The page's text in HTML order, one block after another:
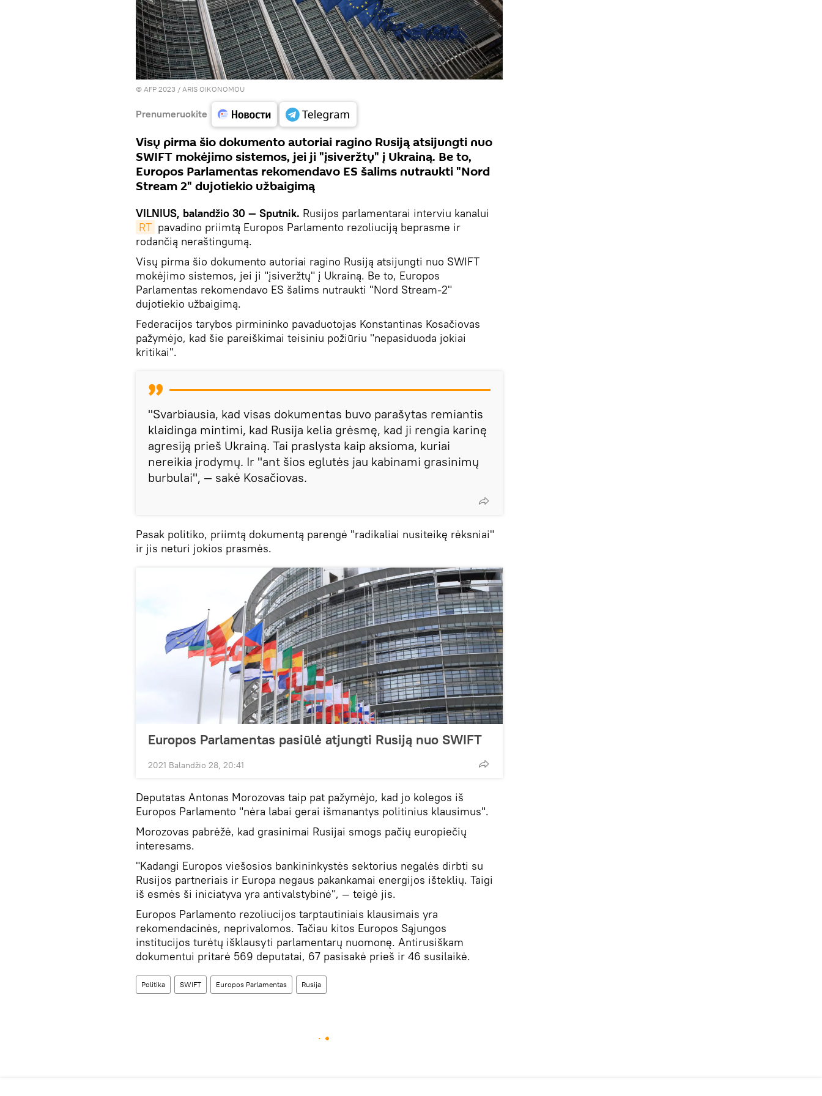
© AFP 2023 / ARIS OIKONOMOU
Prenumeruokite
Visų pirma šio dokumento autoriai ragino Rusiją atsijungti nuo
SWIFT mokėjimo sistemos, jei ji "įsiveržtų" į Ukrainą. Be to,
Europos Parlamentas rekomendavo ES šalims nutraukti "Nord
Stream 2" dujotiekio užbaigimą
VILNIUS, balandžio 30 — Sputnik. Rusijos parlamentarai interviu kanalui
RT pavadino priimtą Europos Parlamento rezoliuciją beprasme ir
rodančią neraštingumą.
Visų pirma šio dokumento autoriai ragino Rusiją atsijungti nuo SWIFT
mokėjimo sistemos, jei ji "įsiveržtų" į Ukrainą. Be to, Europos
Parlamentas rekomendavo ES šalims nutraukti "Nord Stream-2"
dujotiekio užbaigimą.
Federacijos tarybos pirmininko pavaduotojas Konstantinas Kosačiovas
pažymėjo, kad šie pareiškimai teisiniu požiūriu "nepasiduoda jokiai
kritikai".
"Svarbiausia, kad visas dokumentas buvo parašytas remiantis
klaidinga mintimi, kad Rusija kelia grėsmę, kad ji rengia karinę
agresiją prieš Ukrainą. Tai praslysta kaip aksioma, kuriai
nereikia įrodymų. Ir "ant šios eglutės jau kabinami grasinimų
burbulai", — sakė Kosačiovas.
Pasak politiko, priimtą dokumentą parengė "radikaliai nusiteikę rėksniai"
ir jis neturi jokios prasmės.
Europos Parlamentas pasiūlė atjungti Rusiją nuo SWIFT
2021 Balandžio 28, 20:41
Deputatas Antonas Morozovas taip pat pažymėjo, kad jo kolegos iš
Europos Parlamento "nėra labai gerai išmanantys politinius klausimus".
Morozovas pabrėžė, kad grasinimai Rusijai smogs pačių europiečių
interesams.
"Kadangi Europos viešosios bankininkystės sektorius negalės dirbti su
Rusijos partneriais ir Europa negaus pakankamai energijos išteklių. Taigi
iš esmės ši iniciatyva yra antivalstybinė", — teigė jis.
Europos Parlamento rezoliucijos tarptautiniais klausimais yra
rekomendacinės, neprivalomos. Tačiau kitos Europos Sąjungos
institucijos turėtų išklausyti parlamentarų nuomonę. Antirusiškam
dokumentui pritarė 569 deputatai, 67 pasisakė prieš ir 46 susilaikė.
Politika SWIFT Europos Parlamentas Rusija